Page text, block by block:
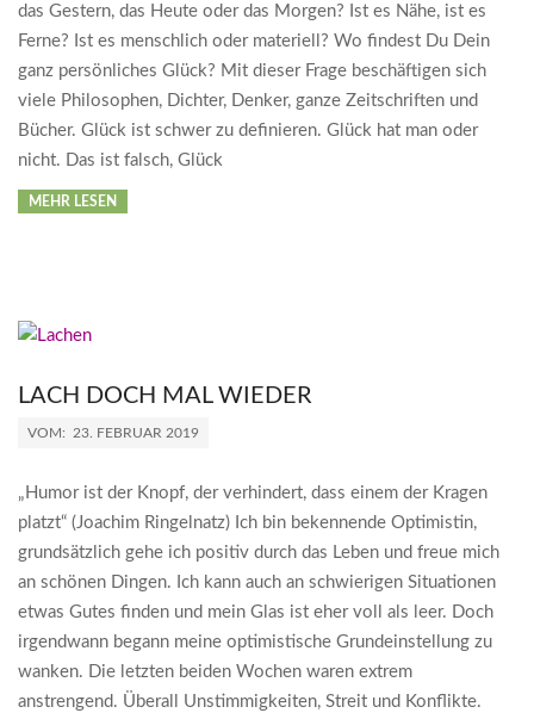
das Gestern, das Heute oder das Morgen? Ist es Nähe, ist es
Ferne? Ist es menschlich oder materiell? Wo findest Du Dein
ganz persönliches Glück? Mit dieser Frage beschäftigen sich
viele Philosophen, Dichter, Denker, ganze Zeitschriften und
Bücher. Glück ist schwer zu definieren. Glück hat man oder
nicht. Das ist falsch, Glück
MEHR LESEN
LACH DOCH MAL WIEDER
2019-
23
VOM: 23. FEBRUAR 2019
„Humor ist der Knopf, der verhindert, dass einem der Kragen
platzt“ (Joachim Ringelnatz) Ich bin bekennende Optimistin,
grundsätzlich gehe ich positiv durch das Leben und freue mich
an schönen Dingen. Ich kann auch an schwierigen Situationen
etwas Gutes finden und mein Glas ist eher voll als leer. Doch
irgendwann begann meine optimistische Grundeinstellung zu
wanken. Die letzten beiden Wochen waren extrem
anstrengend. Überall Unstimmigkeiten, Streit und Konflikte.